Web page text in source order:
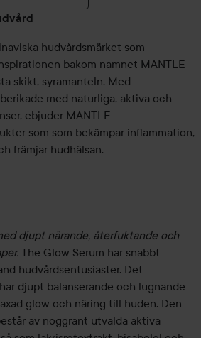
hudvårdsmärket som
bakom namnet MANTLE
skikt, syramanteln. Med
med naturliga, aktiva och
ebjuder MANTLE
som som bekämpar inflammation,
främjar hudhälsan.
djupt närande, återfuktande och
The Glow Serum har snabbt
hudvårdsentusiaster. Det
djupt balanserande och lugnande
glow och näring till huden. Den
av noggrant utvalda aktiva